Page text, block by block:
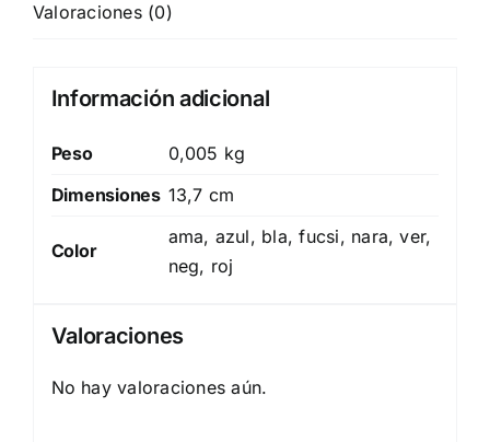
Valoraciones (0)
Información adicional
Peso
0,005 kg
Dimensiones 13,7 cm
Color
ama, azul, bla, fucsi, nara, ver,
neg, roj
Valoraciones
No hay valoraciones aún.